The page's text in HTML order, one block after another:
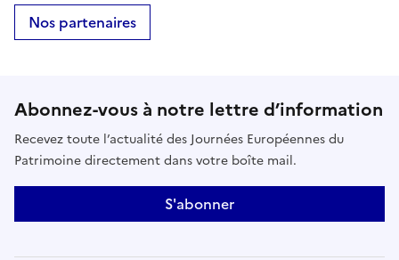
Nos partenaires
Abonnez-vous à notre lettre d’information
Recevez toute l’actualité des Journées Européennes du
Patrimoine directement dans votre boîte mail.
S'abonner